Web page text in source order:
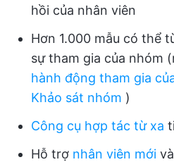
hồi của nhân viên
Hơn 1.000 mẫu có thể
sự tham gia của nhóm
hành động tham gia
Khảo sát nhóm )
Công cụ hợp tác từ xa
Hỗ trợ nhân viên mới